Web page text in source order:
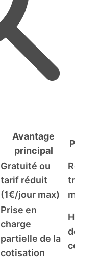
Avantage
principal
Gratuité ou
tarif réduit
(1€/jour max)
très
Prise en
charge
partielle de la
cotisation
de la